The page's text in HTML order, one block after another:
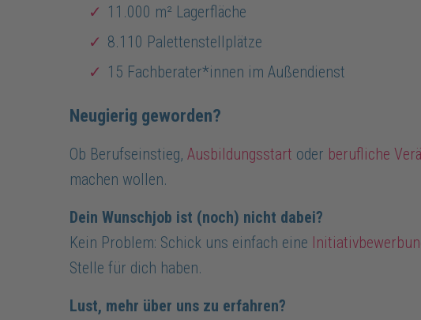
11.000 m² Lagerfläche
8.110 Palettenstellplätze
15 Fachberater*innen im Außendienst
Neugierig geworden?
Ob Berufseinstieg, Ausbildungsstart oder berufliche
machen wollen.
Dein Wunschjob ist (noch) nicht dabei?
Kein Problem: Schick uns einfach eine
Stelle für dich haben.
Lust, mehr über uns zu erfahren?